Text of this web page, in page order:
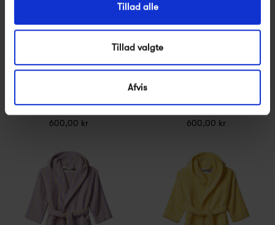
Tillad alle
Tillad valgte
Afvis
Foam &...
600,00 kr
white...
600,00 kr